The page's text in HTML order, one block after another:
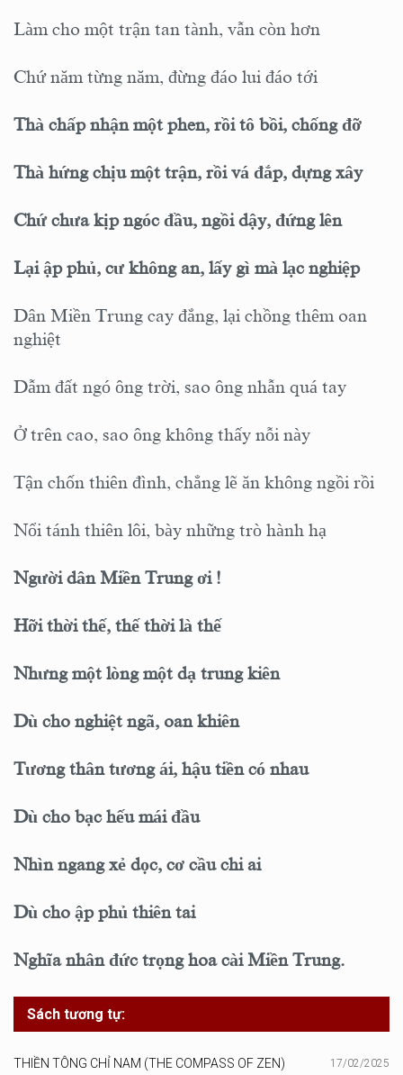
Làm cho một trận tan tành, vẫn còn hơn
Chứ năm từng năm, đừng đáo lui đáo tới
Thà chấp nhận một phen, rồi tô bồi, chống đỡ
Thà hứng chịu một trận, rồi vá đắp, dựng xây
Chứ chưa kịp ngóc đầu, ngồi dậy, đứng lên
Lại ập phủ, cư không an, lấy gì mà lạc nghiệp
Dân Miền Trung cay đắng, lại chồng thêm oan
nghiệt
Dẫm đất ngó ông trời, sao ông nhẫn quá tay
Ở trên cao, sao ông không thấy nỗi này
Tận chốn thiên đình, chẳng lẽ ăn không ngồi rồi
Nổi tánh thiên lôi, bày những trò hành hạ
Người dân Miền Trung ơi !
Hỡi thời thế, thế thời là thế
Nhưng một lòng một dạ trung kiên
Dù cho nghiệt ngã, oan khiên
Tương thân tương ái, hậu tiền có nhau
Dù cho bạc hếu mái đầu
Nhìn ngang xẻ dọc, cơ cầu chi ai
Dù cho ập phủ thiên tai
Nghĩa nhân đức trọng hoa cài Miền Trung.
Sách tương tự:
THIỀN TÔNG CHỈ NAM (THE COMPASS OF ZEN) 17/02/2025